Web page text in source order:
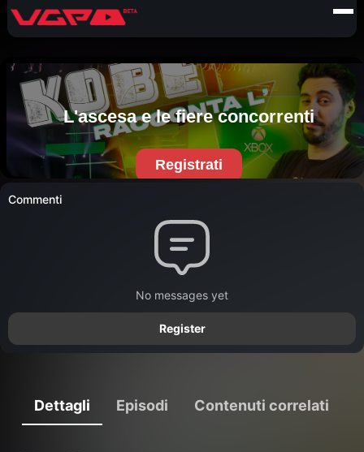
Commenti
No messages yet
Register
Dettagli Episodi Contenuti correlati